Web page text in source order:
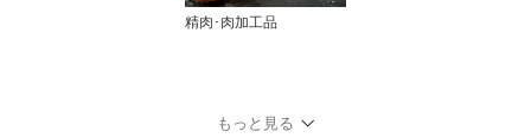
精肉･肉加工品
もっと見る